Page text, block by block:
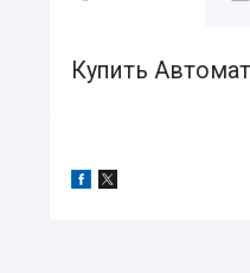
Купить